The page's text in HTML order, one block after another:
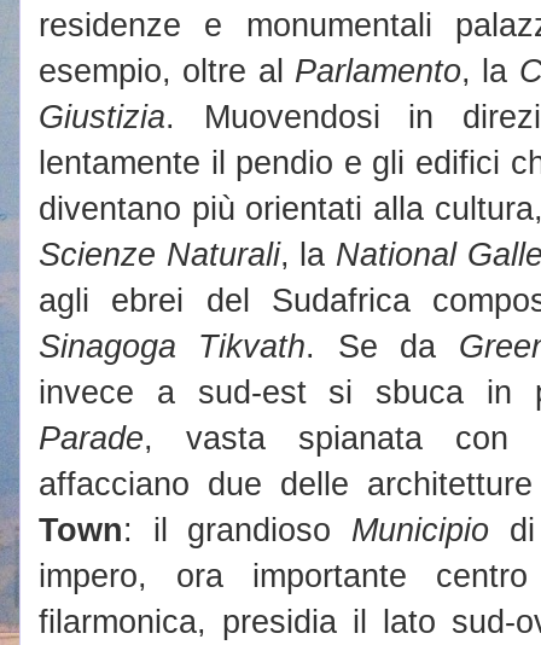
residenze e monumentali
esempio, oltre al Parlamento, la
Giustizia. Muovendosi in
lentamente il pendio e gli edifici
diventano più orientati alla
Scienze Naturali, la National
agli ebrei del Sudafrica
Sinagoga Tikvath. Se da
invece a sud-est si sbuca in
Parade, vasta spianata con
affacciano due delle
Town: il grandioso Municipio
impero, ora importante
filarmonica, presidia il lato sud-